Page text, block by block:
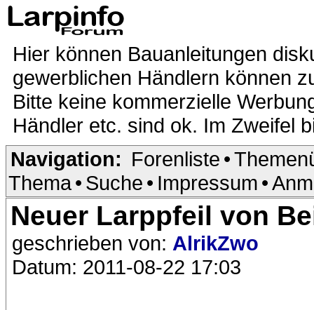
Hier können Bauanleitungen
gewerblichen Händlern können
Bitte keine kommerzielle
Händler etc. sind ok. Im Zweifel
Navigation: Forenliste •
Thema• Suche • Impressum •
Neuer Larppfeil von
geschrieben von: AlrikZwo
Datum: 2011-08-22 17:03